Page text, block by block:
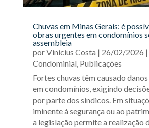
Chuvas em Minas Gerais: é
obras urgentes em condomínios
assembleia
porVinicius Costa | 26/02/2026 |
Condominial, Publicações
Fortes chuvas têm causado
em condomínios, exigindo
por parte dos síndicos. Em
iminente à segurança ou ao
a legislação permite a realização